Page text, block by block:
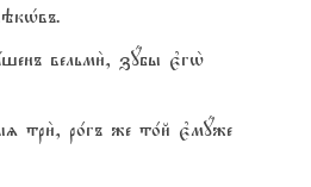
вельми2, зyбы є3гw2
три2, ро1гъ же то1й є3мyже